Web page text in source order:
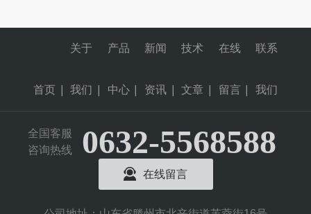
首页
关于
我们
产品
中心
新闻
资讯
技术
文章
在线
留言
联系
我们
全国客服
咨询热线
0632-5568588
在线留言